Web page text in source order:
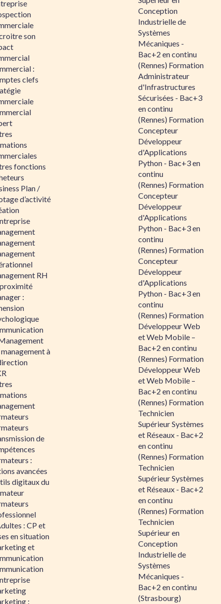
son
:
clefs
fonctions
Plan /
d’activité
RH
:
à
de
:
avancées
digitaux du
: CP et
en situation
et
:
Conception
Industrielle de
Systèmes
Mécaniques -
Bac+2 en continu
(Rennes) Formation
Administrateur
d'Infrastructures
Sécurisées - Bac+3
en continu
(Rennes) Formation
Concepteur
Développeur
d'Applications
Python - Bac+3 en
continu
(Rennes) Formation
Concepteur
Développeur
d'Applications
Python - Bac+3 en
continu
(Rennes) Formation
Concepteur
Développeur
d'Applications
Python - Bac+3 en
continu
(Rennes) Formation
Développeur Web
et Web Mobile –
Bac+2 en continu
(Rennes) Formation
Développeur Web
et Web Mobile –
Bac+2 en continu
(Rennes) Formation
Technicien
Supérieur Systèmes
et Réseaux - Bac+2
en continu
(Rennes) Formation
Technicien
Supérieur Systèmes
et Réseaux - Bac+2
en continu
(Rennes) Formation
Technicien
Supérieur en
Conception
Industrielle de
Systèmes
Mécaniques -
Bac+2 en continu
(Strasbourg)